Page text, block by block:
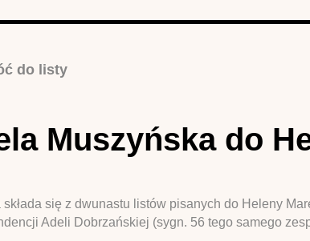
do listy
Muszyńska do
składa się z dwunastu listów pisanych do Heleny
Adeli Dobrzańskiej (sygn. 56 tego samego